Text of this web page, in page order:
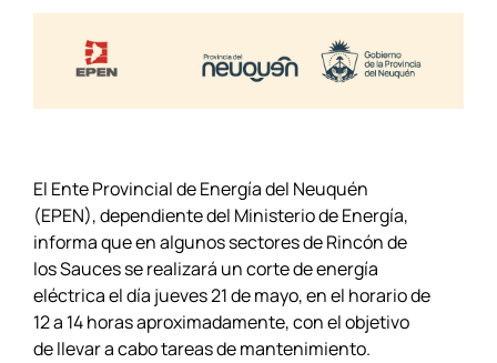
El Ente Provincial de Energía del Neuquén
(EPEN), dependiente del Ministerio de Energía,
informa que en algunos sectores de Rincón de
los Sauces se realizará un corte de energía
eléctrica el día jueves 21 de mayo, en el horario de
12 a 14 horas aproximadamente, con el objetivo
de llevar a cabo tareas de mantenimiento.